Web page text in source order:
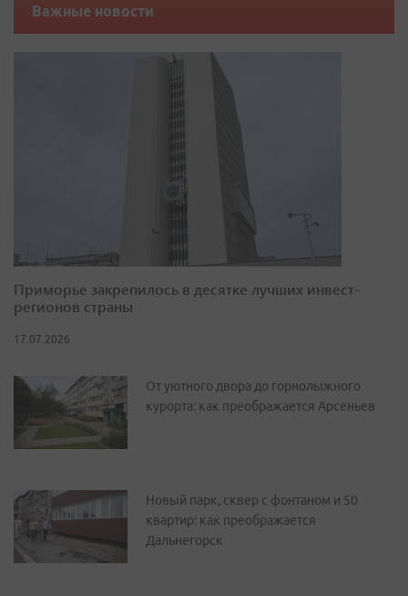
Важные новости
Приморье закрепилось в десятке лучших инвест-
регионов страны
17.07.2026
От уютного двора до горнолыжного
курорта: как преображается Арсеньев
Новый парк, сквер с фонтаном и 50
квартир: как преображается
Дальнегорск